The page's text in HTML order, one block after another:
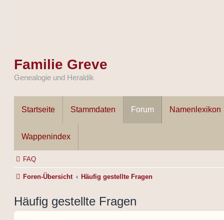
Familie Greve
Genealogie und Heraldik
Startseite Stammdaten Forum Namenlexikon
Wappenindex
FAQ
Foren-Übersicht Häufig gestellte Fragen
Häufig gestellte Fragen